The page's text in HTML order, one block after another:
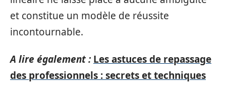
et constitue un modèle de réussite
incontournable.
A lire également : Les astuces de repassage
des professionnels : secrets et techniques